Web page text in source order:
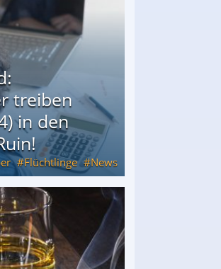
treiben
in den
Flüchtlinge News
Ruin!